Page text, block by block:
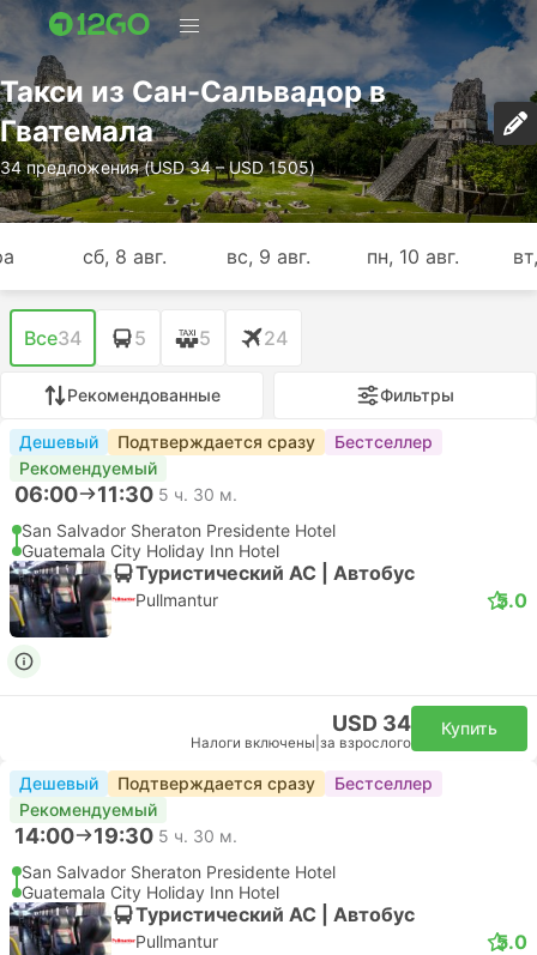
Такси из Сан-Сальвадор в
Гватемала
34 предложения (USD 34 – USD 1505)
сб, 8 авг. вс, 9 авг. пн, 10 авг.
Все34 5 5 24
Рекомендованные Фильтры
Дешевый Подтверждается сразу
Бестселлер
Рекомендуемый
06:00 11:30 5 ч. 30 м.
San Salvador Sheraton Presidente Hotel
Guatemala City Holiday Inn Hotel
Туристический AC | Автобус
Pullmantur 5.0
USD 34
Налоги включены за взрослого
Купить
Дешевый Подтверждается сразу
Бестселлер
Рекомендуемый
14:00 19:30 5 ч. 30 м.
San Salvador Sheraton Presidente Hotel
Guatemala City Holiday Inn Hotel
Туристический AC | Автобус
Pullmantur 5.0